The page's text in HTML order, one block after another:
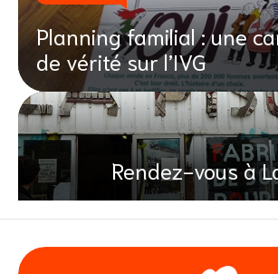
Planning familial : une
de vérité sur l’IVG
Rendez-vous à